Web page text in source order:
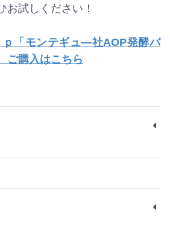
お試しください！
ｐ「モンテギュ―社AOP発酵バ
ご購入はこちら